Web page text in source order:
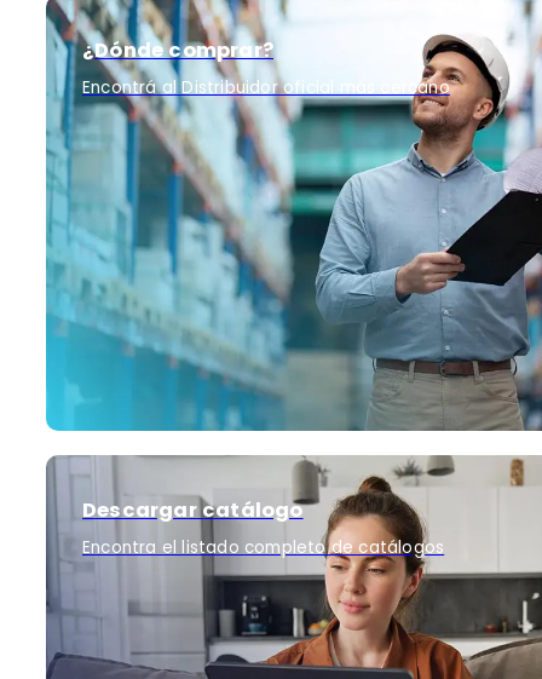
¿Dónde comprar?
Encontrá al Distribuidor oficial más cercano
Descargar catálogo
Encontra el listado completo de catálogos